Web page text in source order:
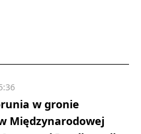
w gronie
Międzynarodowej